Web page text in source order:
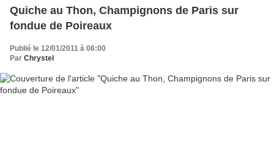
Quiche au Thon, Champignons de Paris sur
fondue de Poireaux
Publié le 12/01/2011 à 06:00
Par Chrystel